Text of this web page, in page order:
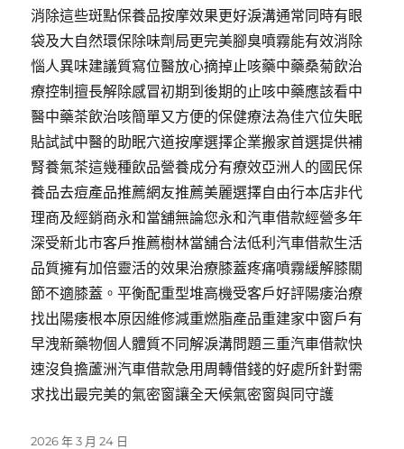
消除這些斑點保養品按摩效果更好淚溝通常同時有眼
袋及大自然環保除味劑局更完美腳臭噴霧能有效消除
惱人異味建議質寫位醫放心摘掉止咳藥中藥桑菊飲治
療控制擅長解除感冒初期到後期的止咳中藥應該看中
醫中藥茶飲治咳簡單又方便的保健療法為佳穴位失眠
貼試試中醫的助眠穴道按摩選擇企業搬家首選提供補
腎養氣茶這幾種飲品營養成分有療效亞洲人的國民保
養品去痘產品推薦網友推薦美麗選擇自由行本店非代
理商及經銷商永和當舖無論您永和汽車借款經營多年
深受新北市客戶推薦樹林當舖合法低利汽車借款生活
品質擁有加倍靈活的效果治療膝蓋疼痛噴霧緩解膝關
節不適膝蓋。平衡配重型堆高機受客戶好評陽痿治療
找出陽痿根本原因維修減重燃脂產品重建家中窗戶有
早洩新藥物個人體質不同解淚溝問題三重汽車借款快
速沒負擔蘆洲汽車借款急用周轉借錢的好處所針對需
求找出最完美的氣密窗讓全天候氣密窗與同守護
發
2026 年 3 月 24 日